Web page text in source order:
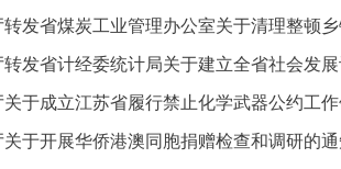
发省煤炭工业管理办公室关于清理整顿
发省计经委统计局关于建立全省社会发
于成立江苏省履行禁止化学武器公约工
于开展华侨港澳同胞捐赠检查和调研的